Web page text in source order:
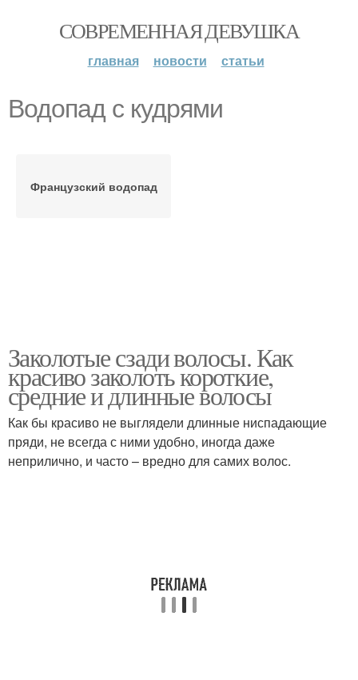
СОВРЕМЕННАЯ ДЕВУШКА
главная новости статьи
Водопад с кудрями
Французский водопад
Заколотые сзади волосы. Как
красиво заколоть короткие,
средние и длинные волосы
Как бы красиво не выглядели длинные ниспадающие
пряди, не всегда с ними удобно, иногда даже
неприлично, и часто – вредно для самих волос.